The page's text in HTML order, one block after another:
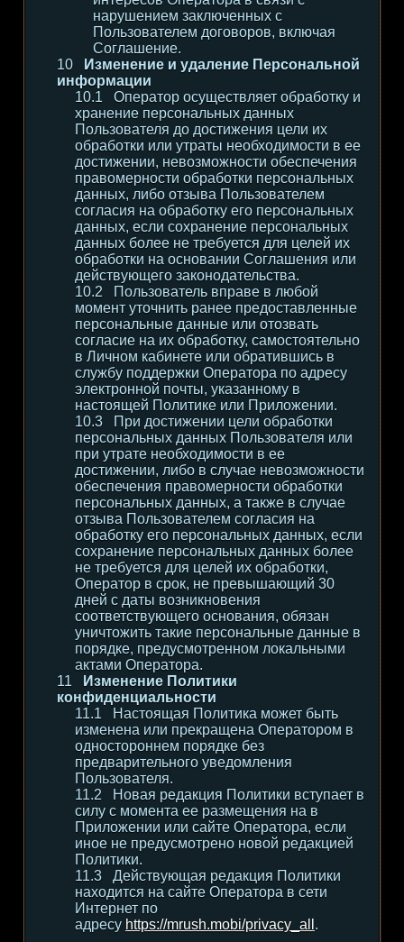
нарушением заключенных с
Пользователем договоров, включая
Соглашение.
Изменение и удаление Персональной
информации
Оператор осуществляет обработку и
хранение персональных данных
Пользователя до достижения цели их
обработки или утраты необходимости в ее
достижении, невозможности обеспечения
правомерности обработки персональных
данных, либо отзыва Пользователем
согласия на обработку его персональных
данных, если сохранение персональных
данных более не требуется для целей их
обработки на основании Соглашения или
действующего законодательства.
Пользователь вправе в любой
момент уточнить ранее предоставленные
персональные данные или отозвать
согласие на их обработку, самостоятельно
в Личном кабинете или обратившись в
службу поддержки Оператора по адресу
электронной почты, указанному в
настоящей Политике или Приложении.
При достижении цели обработки
персональных данных Пользователя или
при утрате необходимости в ее
достижении, либо в случае невозможности
обеспечения правомерности обработки
персональных данных, а также в случае
отзыва Пользователем согласия на
обработку его персональных данных, если
сохранение персональных данных более
не требуется для целей их обработки,
Оператор в срок, не превышающий 30
дней с даты возникновения
соответствующего основания, обязан
уничтожить такие персональные данные в
порядке, предусмотренном локальными
актами Оператора.
Изменение Политики
конфиденциальности
Настоящая Политика может быть
изменена или прекращена Оператором в
одностороннем порядке без
предварительного уведомления
Пользователя.
Новая редакция Политики вступает в
силу с момента ее размещения на в
Приложении или сайте Оператора, если
иное не предусмотрено новой редакцией
Политики.
Действующая редакция Политики
находится на сайте Оператора в сети
Интернет по
адресу https://mrush.mobi/privacy_all .